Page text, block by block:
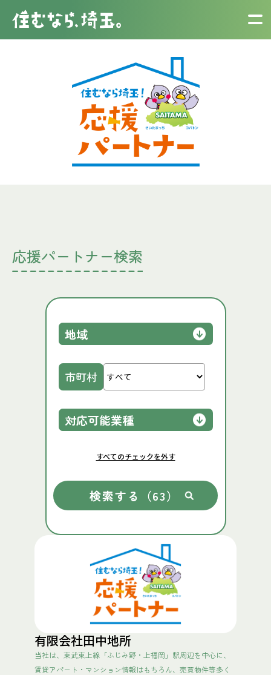
応援パートナー検索
地域
市町村
対応可能業種
すべてのチェックを外す
有限会社田中地所
当社は、東武東上線「ふじみ野・上福岡」駅周辺を中心に、
賃貸アパート・マンション情報はもちろん、売買物件等多く